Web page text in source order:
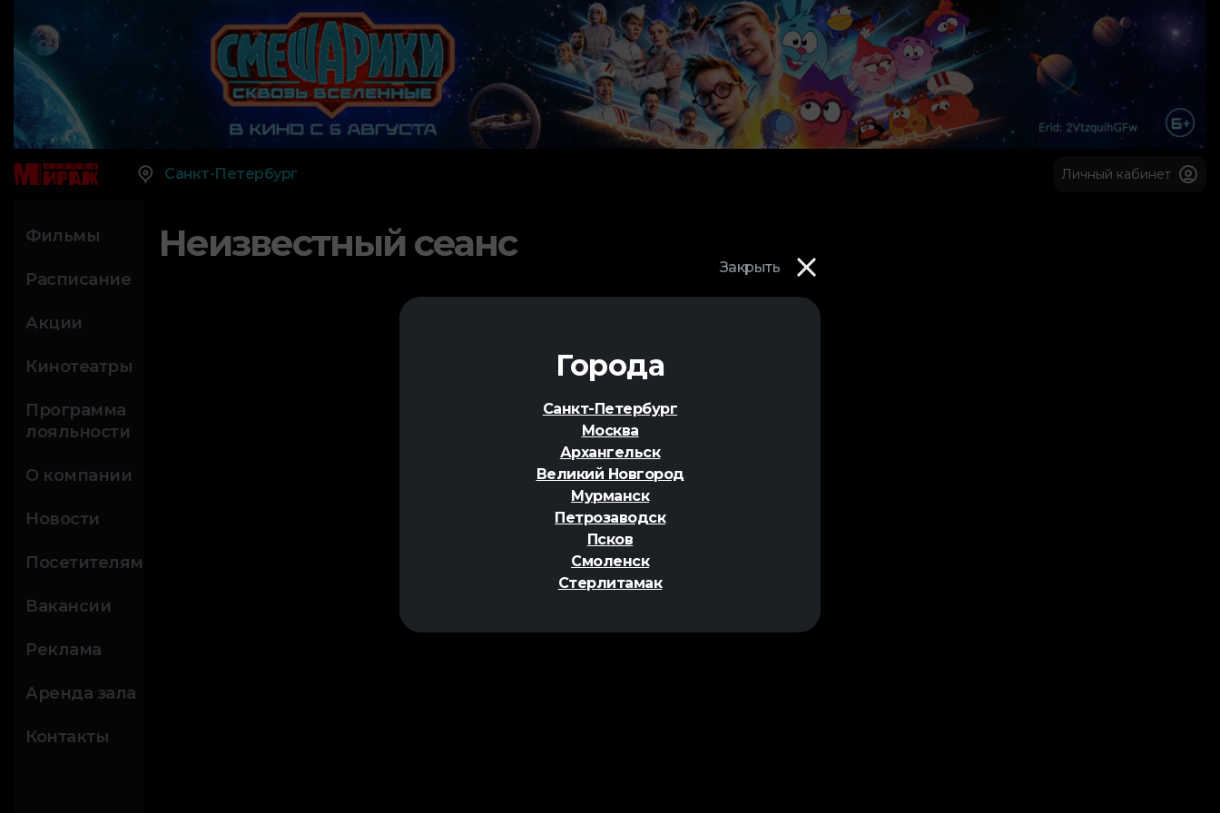
Закрыть
Города
Санкт-Петербург
Москва
Архангельск
Великий Новгород
Мурманск
Петрозаводск
Псков
Смоленск
Стерлитамак
Санкт-Петербург Личный кабинет
Фильмы
Расписание
Акции
Кинотеатры
Программа
лояльности
О компании
Новости
Посетителям
Вакансии
Реклама
Аренда зала
Контакты
Неизвестный сеанс